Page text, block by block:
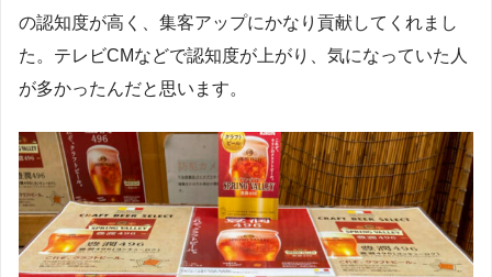
の認知度が高く、集客アップにかなり貢献してくれまし
た。テレビCMなどで認知度が上がり、気になっていた人
が多かったんだと思います。